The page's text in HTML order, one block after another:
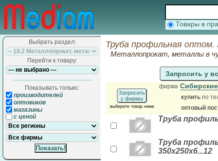
Товары в
Выбрать раздел:
Перейти к товару:
Показывать только:
производителей
оптовиков
магазины
с ценой
Труба профильная
Металлопрокат, металлы в
Запросить у
Запросить
у фирмы
выберите товар ниже
фирма
купить по
оптовый
Труба
Труба
350х250х6...12